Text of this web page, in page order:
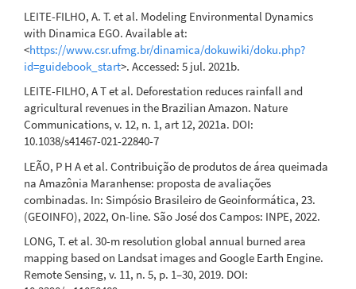
LEITE-FILHO, A. T. et al. Modeling Environmental Dynamics
with Dinamica EGO. Available at:
<https://www.csr.ufmg.br/dinamica/dokuwiki/doku.php?
id=guidebook_start>. Accessed: 5 jul. 2021b.
LEITE-FILHO, A T et al. Deforestation reduces rainfall and
agricultural revenues in the Brazilian Amazon. Nature
Communications, v. 12, n. 1, art 12, 2021a. DOI:
10.1038/s41467-021-22840-7
LEÃO, P H A et al. Contribuição de produtos de área queimada
na Amazônia Maranhense: proposta de avaliações
combinadas. In: Simpósio Brasileiro de Geoinformática, 23.
(GEOINFO), 2022, On-line. São José dos Campos: INPE, 2022.
LONG, T. et al. 30-m resolution global annual burned area
mapping based on Landsat images and Google Earth Engine.
Remote Sensing, v. 11, n. 5, p. 1–30, 2019. DOI: